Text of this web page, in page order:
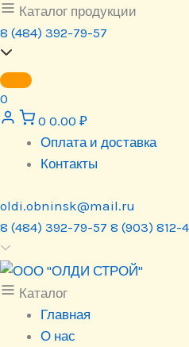
Перейти
к
содержимому
Каталог продукции
8 (484) 392-79-57
0
0 0.00 ₽
Оплата и доставка
Контакты
oldi.obninsk@mail.ru
8 (484) 392-79-57 8 (903) 812-
Каталог
Главная
О нас